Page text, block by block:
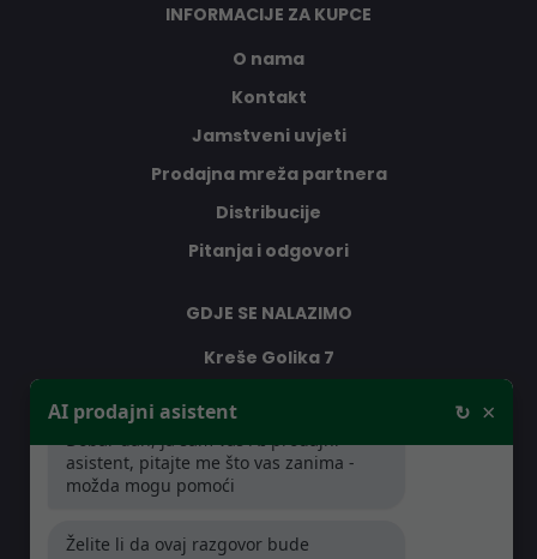
INFORMACIJE ZA KUPCE
O nama
Kontakt
Jamstveni uvjeti
Prodajna mreža partnera
Distribucije
Pitanja i odgovori
GDJE SE NALAZIMO
Kreše Golika 7
Pon-Čet: 08:30 - 16:30h
AI prodajni asistent ↻ ×
Dobar dan, ja sam vaš AI prodajni
asistent, pitajte me što vas zanima -
možda mogu pomoći
Želite li da ovaj razgovor bude